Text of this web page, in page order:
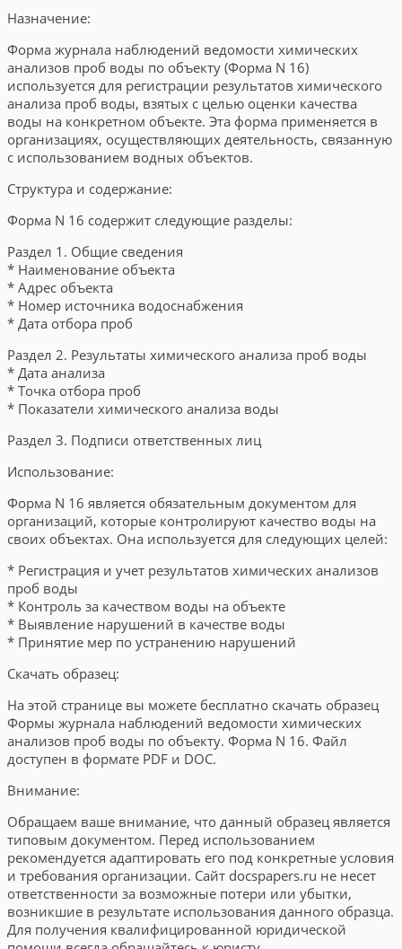
Назначение:
Форма журнала наблюдений ведомости химических
анализов проб воды по объекту (Форма N 16)
используется для регистрации результатов химического
анализа проб воды, взятых с целью оценки качества
воды на конкретном объекте. Эта форма применяется в
организациях, осуществляющих деятельность, связанную
с использованием водных объектов.
Структура и содержание:
Форма N 16 содержит следующие разделы:
Раздел 1. Общие сведения
* Наименование объекта
* Адрес объекта
* Номер источника водоснабжения
* Дата отбора проб
Раздел 2. Результаты химического анализа проб воды
* Дата анализа
* Точка отбора проб
* Показатели химического анализа воды
Раздел 3. Подписи ответственных лиц
Использование:
Форма N 16 является обязательным документом для
организаций, которые контролируют качество воды на
своих объектах. Она используется для следующих целей:
* Регистрация и учет результатов химических анализов
проб воды
* Контроль за качеством воды на объекте
* Выявление нарушений в качестве воды
* Принятие мер по устранению нарушений
Скачать образец:
На этой странице вы можете бесплатно скачать образец
Формы журнала наблюдений ведомости химических
анализов проб воды по объекту. Форма N 16. Файл
доступен в формате PDF и DOC.
Внимание:
Обращаем ваше внимание, что данный образец является
типовым документом. Перед использованием
рекомендуется адаптировать его под конкретные условия
и требования организации. Сайт docspapers.ru не несет
ответственности за возможные потери или убытки,
возникшие в результате использования данного образца.
Для получения квалифицированной юридической